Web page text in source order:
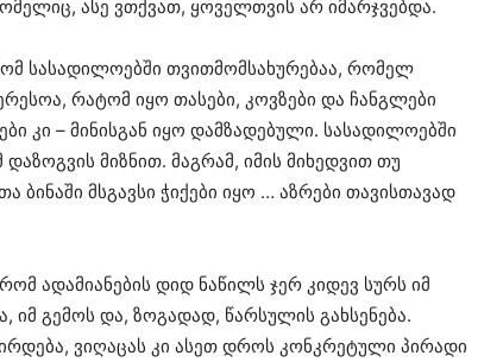
ასე ვთქვათ, ყოველთვის არ იმარჯვებდა.
სასადილოებში თვითმომსახურებაა, რომელ
რატომ იყო თასები, კოვზები და ჩანგლები
კი – მინისგან იყო დამზადებული. სასადილოებში
მიზნით. მაგრამ, იმის მიხედვით თუ
მსგავსი ჭიქები იყო … აზრები თავისთავად
ადამიანების დიდ ნაწილს ჯერ კიდევ სურს იმ
იმ გემოს და, ზოგადად, წარსულის გახსენება.
ვიღაცას კი ასეთ დროს კონკრეტული პირადი